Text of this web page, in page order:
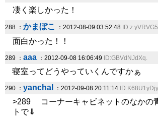
凄く楽しかった！
288 ： かまぼこ ：2012-08-09 03:52:48
面白かった！！
289 ： aaa ：2012-09-08 16:06:49 ID:GBVdNJdXq.
寝室ってどうやっていくんですかぁ
290 ： yanchal ：2012-09-08 20:11:14
>289 コーナーキャビネットのなかの
トで⇓